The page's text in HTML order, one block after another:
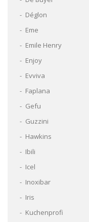
Déglon
Eme
Emile Henry
Enjoy
Evviva
Faplana
Gefu
Guzzini
Hawkins
Ibili
Icel
Inoxibar
Iris
Kuchenprofi